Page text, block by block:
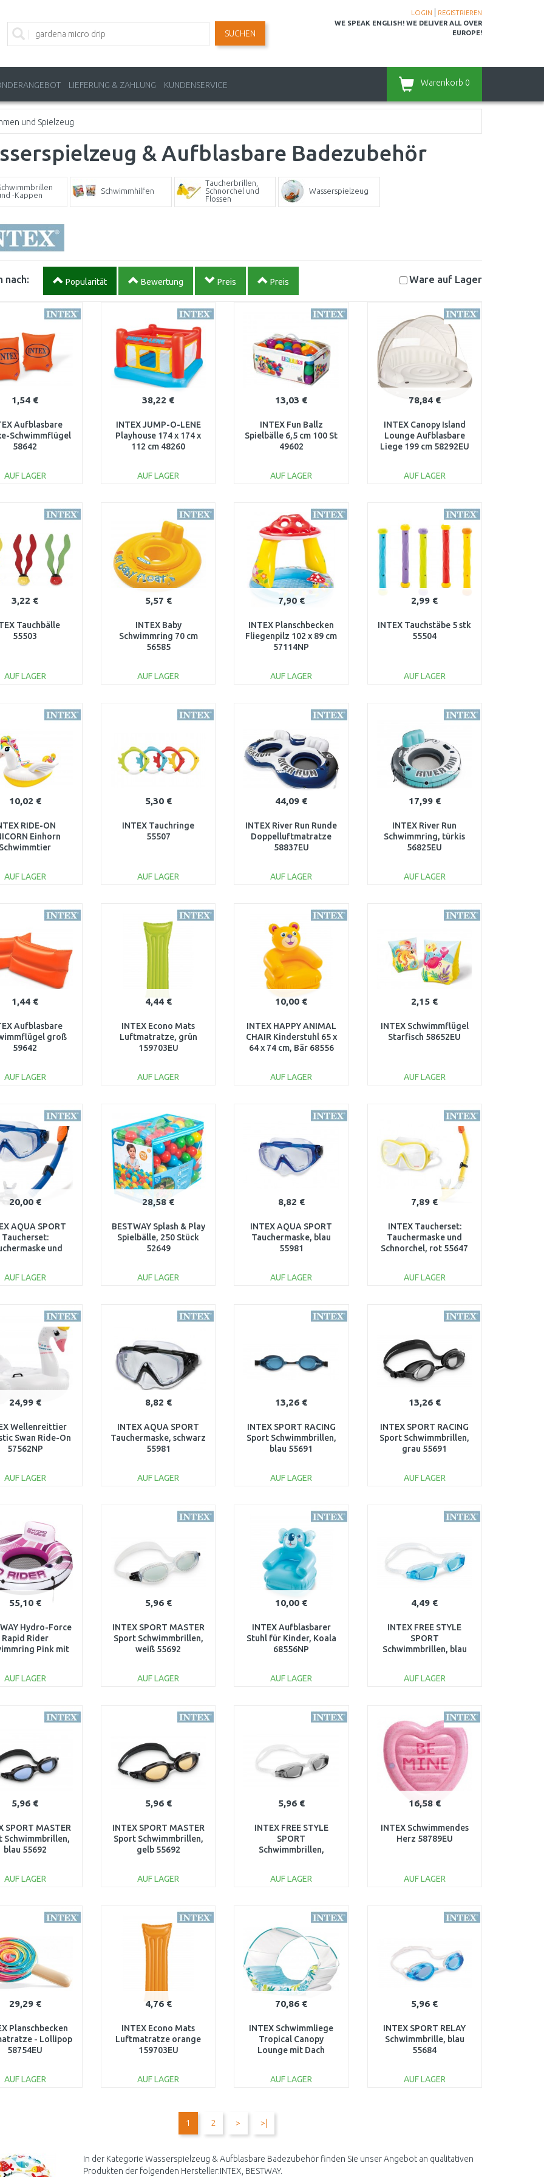
LOGIN
REGISTRIEREN
WE SPEAK ENGLISH! WE DELIVER ALL OVER
EUROPE!
SUCHEN
LIEFERUNG & ZAHLUNG KUNDENSERVICE Warenkorb 0
und Spielzeug
& Aufblasbare Badezubehör
-Kappen
Schwimmhilfen
Taucherbrillen,
Schnorchel und
Flossen
Wasserspielzeug
nach: Popularität Bewertung Preis Preis Ware auf Lager
1,54 €
Aufblasbare
Schwimmflügel
58642
AUF LAGER
38,22 €
INTEX JUMP-O-LENE
Playhouse 174 x 174 x
112 cm 48260
AUF LAGER
Vergleichen
13,03 €
INTEX Fun Ballz
Spielbälle 6,5 cm 100 St
49602
AUF LAGER
Vergleichen
78,84 €
INTEX Canopy Island
Lounge Aufblasbare
Liege 199 cm 58292EU
AUF LAGER
Vergleichen
3,22 €
Tauchbälle
55503
AUF LAGER
5,57 €
INTEX Baby
Schwimmring 70 cm
56585
AUF LAGER
7,90 €
INTEX Planschbecken
Fliegenpilz 102 x 89 cm
57114NP
AUF LAGER
2,99 €
INTEX Tauchstäbe 5 stk
55504
AUF LAGER
10,02 €
RIDE-ON
Einhorn
Schwimmtier
AUF LAGER
5,30 €
INTEX Tauchringe
55507
AUF LAGER
Vergleichen
44,09 €
INTEX River Run Runde
Doppelluftmatratze
58837EU
AUF LAGER
Vergleichen
17,99 €
INTEX River Run
Schwimmring, türkis
56825EU
AUF LAGER
1,44 €
Aufblasbare
groß
59642
AUF LAGER
Vergleichen
4,44 €
INTEX Econo Mats
Luftmatratze, grün
159703EU
AUF LAGER
Vergleichen
10,00 €
INTEX HAPPY ANIMAL
CHAIR Kinderstuhl 65 x
64 x 74 cm, Bär 68556
AUF LAGER
2,15 €
INTEX Schwimmflügel
Starfisch 58652EU
AUF LAGER
20,00 €
AQUA SPORT
Taucherset:
und
AUF LAGER
Vergleichen
28,58 €
BESTWAY Splash & Play
Spielbälle, 250 Stück
52649
AUF LAGER
8,82 €
INTEX AQUA SPORT
Tauchermaske, blau
55981
AUF LAGER
7,89 €
INTEX Taucherset:
Tauchermaske und
Schnorchel, rot 55647
AUF LAGER
24,99 €
Wellenreittier
Swan Ride-On
57562NP
AUF LAGER
Vergleichen
8,82 €
INTEX AQUA SPORT
Tauchermaske, schwarz
55981
AUF LAGER
13,26 €
INTEX SPORT RACING
Sport Schwimmbrillen,
blau 55691
AUF LAGER
Vergleichen
13,26 €
INTEX SPORT RACING
Sport Schwimmbrillen,
grau 55691
AUF LAGER
55,10 €
Hydro-Force
Rapid Rider
Pink mit
AUF LAGER
5,96 €
INTEX SPORT MASTER
Sport Schwimmbrillen,
weiß 55692
AUF LAGER
10,00 €
INTEX Aufblasbarer
Stuhl für Kinder, Koala
68556NP
AUF LAGER
4,49 €
INTEX FREE STYLE
SPORT
Schwimmbrillen, blau
AUF LAGER
Vergleichen
5,96 €
SPORT MASTER
Schwimmbrillen,
blau 55692
AUF LAGER
5,96 €
INTEX SPORT MASTER
Sport Schwimmbrillen,
gelb 55692
AUF LAGER
Vergleichen
5,96 €
INTEX FREE STYLE
SPORT
Schwimmbrillen,
AUF LAGER
Vergleichen
16,58 €
INTEX Schwimmendes
Herz 58789EU
AUF LAGER
29,29 €
Planschbecken
- Lollipop
58754EU
AUF LAGER
4,76 €
INTEX Econo Mats
Luftmatratze orange
159703EU
AUF LAGER
70,86 €
INTEX Schwimmliege
Tropical Canopy
Lounge mit Dach
AUF LAGER
5,96 €
INTEX SPORT RELAY
Schwimmbrille, blau
55684
AUF LAGER
1 2 > >|
In der Kategorie Wasserspielzeug & Aufblasbare Badezubehör finden Sie unser Angebot an qualitativen
Produkten der folgenden Hersteller:INTEX, BESTWAY.